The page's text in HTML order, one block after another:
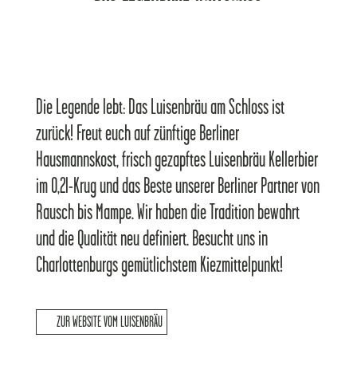
Die Legende lebt: Das Luisenbräu am Schloss ist
zurück! Freut euch auf zünftige Berliner
Hausmannskost, frisch gezapftes Luisenbräu Kellerbier
im 0,2l-Krug und das Beste unserer Berliner Partner von
Rausch bis Mampe. Wir haben die Tradition bewahrt
und die Qualität neu definiert. Besucht uns in
Charlottenburgs gemütlichstem Kiezmittelpunkt!​
ZUR WEBSITE VOM LUISENBRÄU